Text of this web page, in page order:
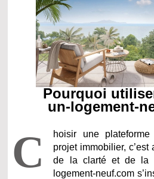
Pourquoi
un-logement-
C
hoisir une
projet immobilier,
de la clarté et de la
logement-neuf.com